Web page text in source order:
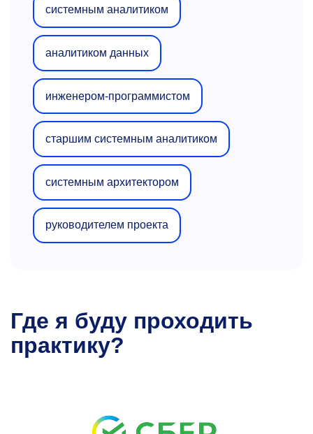
системным аналитиком
аналитиком данных
инженером-программистом
старшим системным аналитиком
системным архитектором
руководителем проекта
Где я буду проходить
практику?